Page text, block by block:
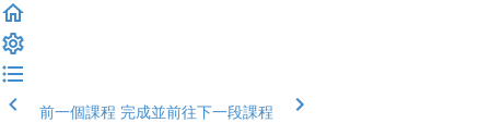
前一個課程 完成並前往下一段課程